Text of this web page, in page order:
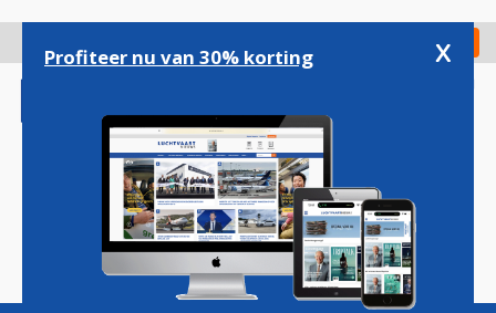
gaan
Check in
Magazine Podcasts Vacatures
Profiteer nu van 30% korting x